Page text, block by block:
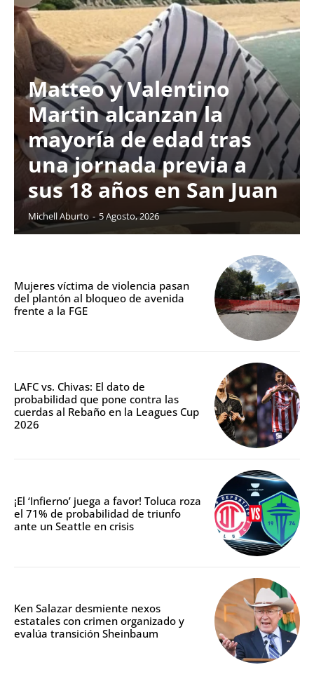
Matteo y Valentino
Martin alcanzan la
mayoría de edad tras
una jornada previa a
sus 18 años en San Juan
Michell Aburto - 5 Agosto, 2026
Mujeres víctima de violencia pasan
del plantón al bloqueo de avenida
frente a la FGE
LAFC vs. Chivas: El dato de
probabilidad que pone contra las
cuerdas al Rebaño en la Leagues Cup
2026
¡El ‘Infierno’ juega a favor! Toluca roza
el 71% de probabilidad de triunfo
ante un Seattle en crisis
Ken Salazar desmiente nexos
estatales con crimen organizado y
evalúa transición Sheinbaum